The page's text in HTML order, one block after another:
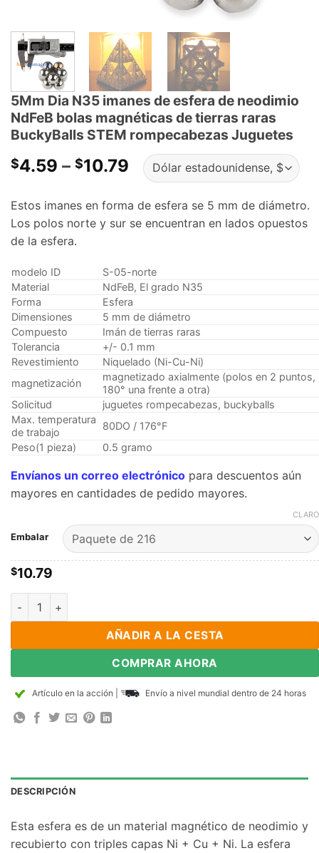
5Mm Dia N35 imanes de esfera de neodimio
NdFeB bolas magnéticas de tierras raras
BuckyBalls STEM rompecabezas Juguetes
$4.59 – $10.79 Gama
de
precios:
$4.59
a
de
$10.79
Estos imanes en forma de esfera se 5 mm de diámetro.
Los polos norte y sur se encuentran en lados opuestos
de la esfera.
modelo ID
S-05-norte
Material
NdFeB, El grado N35
Forma
Esfera
Dimensiones
5 mm de diámetro
Compuesto
Imán de tierras raras
Tolerancia
+/- 0.1 mm
Revestimiento
Niquelado (Ni-Cu-Ni)
magnetización
magnetizado axialmente (polos en 2 puntos,
180° una frente a otra)
Solicitud
juguetes rompecabezas, buckyballs
Max. temperatura
de trabajo
80DO / 176°F
Peso(1 pieza)
0.5 gramo
Envíanos un correo electrónico para descuentos aún
mayores en cantidades de pedido mayores.
Embalar
CLARO
$10.79
5Mm Dia N35 imanes de esfera de neodimio NdFeB bolas
AÑADIR A LA CESTA
COMPRAR AHORA
Artículo en la acción Envío a nivel mundial dentro de 24 horas
DESCRIPCIÓN
Esta esfera es de un material magnético de neodimio y
recubierto con triples capas Ni + Cu + Ni. La esfera